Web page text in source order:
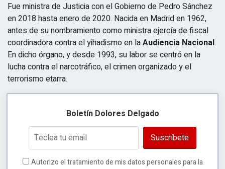
Fue ministra de Justicia con el Gobierno de Pedro Sánchez
en 2018 hasta enero de 2020. Nacida en Madrid en 1962,
antes de su nombramiento como ministra ejercía de fiscal
coordinadora contra el yihadismo en laAudiencia Nacional.
En dicho órgano, y desde 1993, su labor se centró en la
lucha contra el narcotráfico, el crimen organizado y el
terrorismo etarra.
Boletín Dolores Delgado
Suscríbete
Autorizo el tratamiento de mis datos personales para la